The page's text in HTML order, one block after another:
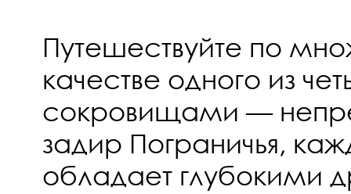
Путешествуйте по
качестве одного из
сокровищами —
задир Пограничья,
обладает глубокими